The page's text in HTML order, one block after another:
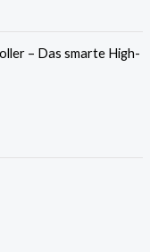
– Das smarte High-